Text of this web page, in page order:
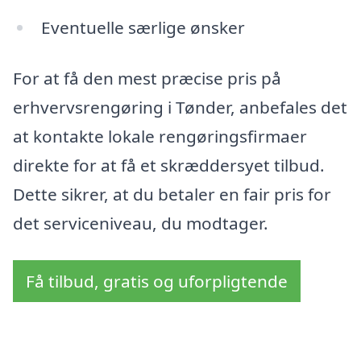
Eventuelle særlige ønsker
For at få den mest præcise pris på
erhvervsrengøring i Tønder, anbefales det
at kontakte lokale rengøringsfirmaer
direkte for at få et skræddersyet tilbud.
Dette sikrer, at du betaler en fair pris for
det serviceniveau, du modtager.
Få tilbud, gratis og uforpligtende